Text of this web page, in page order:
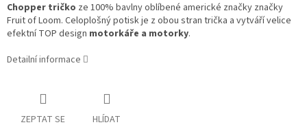
Chopper tričko ze 100% bavlny oblíbené americké značky značky
Fruit of Loom. Celoplošný potisk je z obou stran trička a vytváří velice
efektní TOP design motorkáře a motorky.
Detailní informace
ZEPTAT SE HLÍDAT